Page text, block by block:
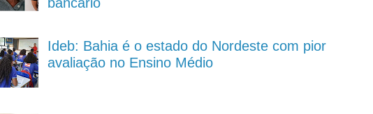
Ideb: Bahia é o estado do Nordeste com pior
avaliação no Ensino Médio